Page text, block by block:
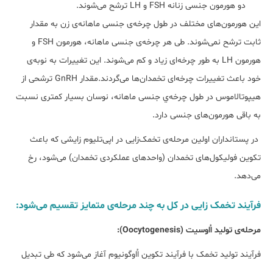
دو هورمون جنسی زنانه FSH و LH ترشح می‌شوند.
این هورمون‌های مختلف در طول چرخه‌ی جنسی ماهانه‌ی زن به مقدار
ثابت ترشح نمی‌شوند. طی هر چرخه‌ی جنسی ماهانه، هورمون FSH و
هورمون LH به طور چرخه‌ای زیاد و کم می‌شوند. این تغییرات به نوبه‌ی
خود باعث تغییرات چرخه‌ای تخمدان‌ها می‌گردند.مقدار GnRH ترشحی از
هیپوتالاموس در طول چرخه‌ي جنسی ماهانه، نوسان بسیار کمتری نسبت
به باقی هورمون‌های جنسی دارد.
در پستانداران اولین مرحله‌ی تخمک‌زایی در اپی‌تلیوم زایشی که باعث
تکوین فولیکول‌های تخمدان (واحدهای عملکردی تخمدان) می‌شود، رخ
می‌دهد.
فرآیند تخمک‌ زایی در کل به چند مرحله‌ی متمایز تقسیم می‌شود:
مرحله‌ی تولید اُاوسیت‌ (Oocytogenesis):
فرآیند تولید تخمک با فرآیند تکوین اُاوگونیوم آغاز می‌شود که طی تبدیل